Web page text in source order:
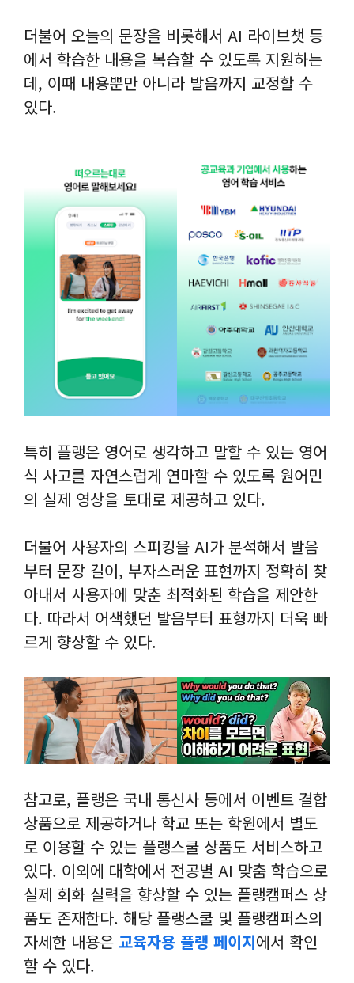
더불어 오늘의 문장을 비롯해서 AI 라이브챗 등
에서 학습한 내용을 복습할 수 있도록 지원하는
데, 이때 내용뿐만 아니라 발음까지 교정할 수
있다.
특히 플랭은 영어로 생각하고 말할 수 있는 영어
식 사고를 자연스럽게 연마할 수 있도록 원어민
의 실제 영상을 토대로 제공하고 있다.
더불어 사용자의 스피킹을 AI가 분석해서 발음
부터 문장 길이, 부자스러운 표현까지 정확히 찾
아내서 사용자에 맞춘 최적화된 학습을 제안한
다. 따라서 어색했던 발음부터 표형까지 더욱 빠
르게 향상할 수 있다.
참고로, 플랭은 국내 통신사 등에서 이벤트 결합
상품으로 제공하거나 학교 또는 학원에서 별도
로 이용할 수 있는 플랭스쿨 상품도 서비스하고
있다. 이외에 대학에서 전공별 AI 맞춤 학습으로
실제 회화 실력을 향상할 수 있는 플랭캠퍼스 상
품도 존재한다. 해당 플랭스쿨 및 플랭캠퍼스의
자세한 내용은 교육자용 플랭 페이지에서 확인
할 수 있다.